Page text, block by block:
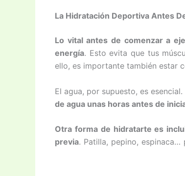
La Hidratación Deportiva Antes
Lo vital antes de comenzar a
energía. Esto evita que tus
ello, es importante también estar
El agua, por supuesto, es esencial.
de agua unas horas antes de
Otra forma de hidratarte es
previa. Patilla, pepino, espinaca…